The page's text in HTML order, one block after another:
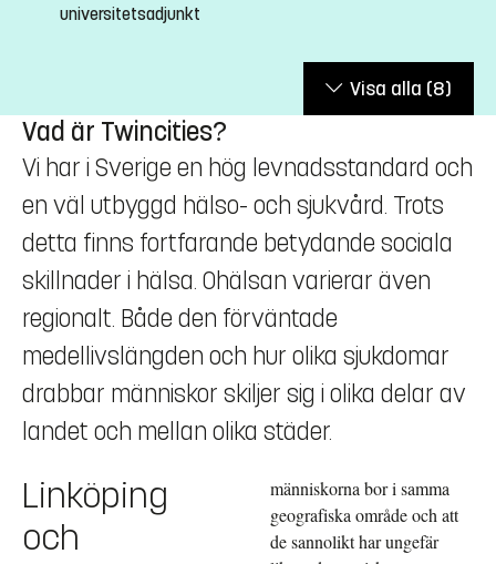
universitetsadjunkt
Visa alla (8)
Vad är Twincities?
Vi har i Sverige en hög levnadsstandard och
en väl utbyggd hälso- och sjukvård. Trots
detta finns fortfarande betydande sociala
skillnader i hälsa. Ohälsan varierar även
regionalt. Både den förväntade
medellivslängden och hur olika sjukdomar
drabbar människor skiljer sig i olika delar av
landet och mellan olika städer.
Linköping
och
människorna bor i samma
geografiska område och att
de sannolikt har ungefär